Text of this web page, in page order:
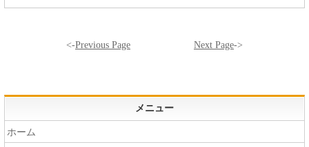
<-Previous Page Next Page->
メニュー
ホーム